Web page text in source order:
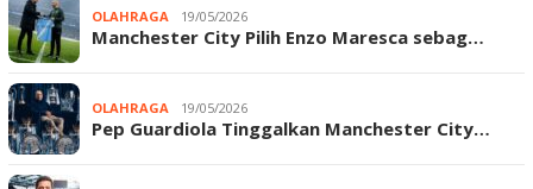
OLAHRAGA 19/05/2026
Manchester City Pilih Enzo Maresca sebag…
OLAHRAGA 19/05/2026
Pep Guardiola Tinggalkan Manchester City…